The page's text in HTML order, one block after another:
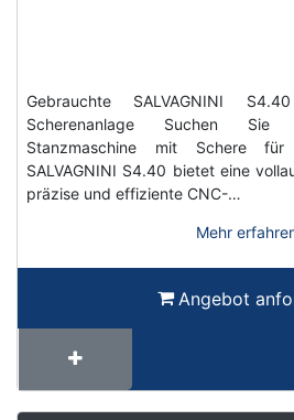
Gebrauchte SALVAGNINI
Scherenanlage Suchen Sie
Stanzmaschine mit Schere
SALVAGNINI S4.40 bietet eine
präzise und effiziente CNC-…
Mehr
Angebot